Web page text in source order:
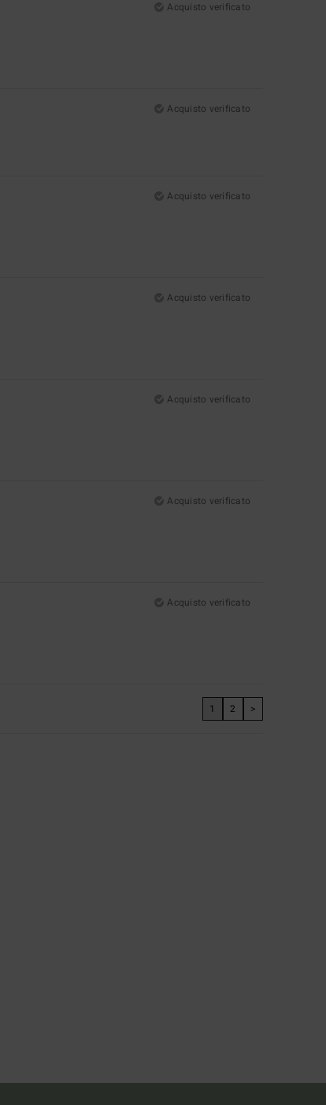
Acquisto verificato
Acquisto verificato
Acquisto verificato
Acquisto verificato
Acquisto verificato
Acquisto verificato
Acquisto verificato
1 2 >